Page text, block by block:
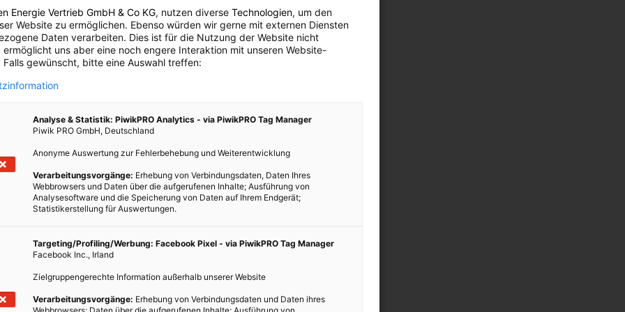
Zustand vorliegen. Der einzige Haken dabei ist, dass dieses
bezahlt werden muss. Sollte dann der jeweilige Antrag bei
sich die Kosten zwischen den Beteiligten auf. Deshalb lohnen
in finanzieller Hinsicht auf alle Fälle!
Heizkostenabrechnung? Wenn keine eigene Vereinbarung
Energieverbrauch berechnet. Komplizierter wird die Sache,
und Warmwasseraufbereitung verbrauchen. In diesem Fall
gemessen werden. Gibt es auch hier keine Vereinbarung,
Berechnung ist abgeschlossen? Dann folgt die Abrechnung.
für einen Zeitraum von zwölf Monaten. Eine
Die Abrechnung sollte spätestens sechs Monate nach dem
erstellt werden.
Kosten sparen; Gas, Strom, Öl, Holz, Sonne, Raumklima,
Seite 119-123
Energie Vertrieb GmbH & Co KG, nutzen diverse Technologien, um den
Website zu ermöglichen. Ebenso würden wir gerne mit externen Diensten
Daten verarbeiten. Dies ist für die Nutzung der Website nicht
ermöglicht uns aber eine noch engere Interaktion mit unseren Website-
Falls gewünscht, bitte eine Auswahl treffen:
Analyse & Statistik: PiwikPRO Analytics - via PiwikPRO Tag Manager
Piwik PRO GmbH, Deutschland
Anonyme Auswertung zur Fehlerbehebung und Weiterentwicklung
Verarbeitungsvorgänge: Erhebung von Verbindungsdaten, Daten Ihres
Webbrowsers und Daten über die aufgerufenen Inhalte; Ausführung von
Analysesoftware und die Speicherung von Daten auf Ihrem Endgerät;
Statistikerstellung für Auswertungen.
Targeting/Profiling/Werbung: Facebook Pixel - via PiwikPRO Tag Manager
Facebook Inc., Irland
Zielgruppengerechte Information außerhalb unserer Website
Verarbeitungsvorgänge: Erhebung von Verbindungsdaten und Daten ihres